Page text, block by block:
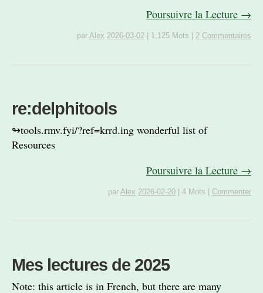
Poursuivre la Lecture →
par Alex 2026-03-02 1,125 Mots 2 Commentaires
re:delphitools
↬tools.rmv.fyi/?ref=krrd.ing wonderful list of
Resources
Poursuivre la Lecture →
par Alex 2026-02-20 4 Mots Commenter
Mes lectures de 2025
Note: this article is in French, but there are many